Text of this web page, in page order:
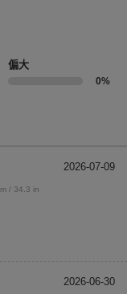
偏大
0%
2026-07-09
/ 34.3 in
2026-06-30